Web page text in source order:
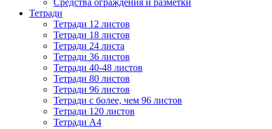
Средства ограждения и разметки
Тетради
Тетради 12 листов
Тетради 18 листов
Тетради 24 листа
Тетради 36 листов
Тетради 40-48 листов
Тетради 80 листов
Тетради 96 листов
Тетради с более, чем 96 листов
Тетради 120 листов
Тетради А4